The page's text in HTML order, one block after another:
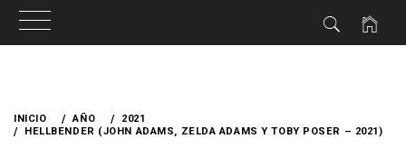
contenido
INICIO AÑO
2021
HELLBENDER (JOHN ADAMS, ZELDA ADAMS Y TOBY POSER – 2021)